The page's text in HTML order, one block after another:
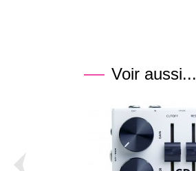
Voir aussi...